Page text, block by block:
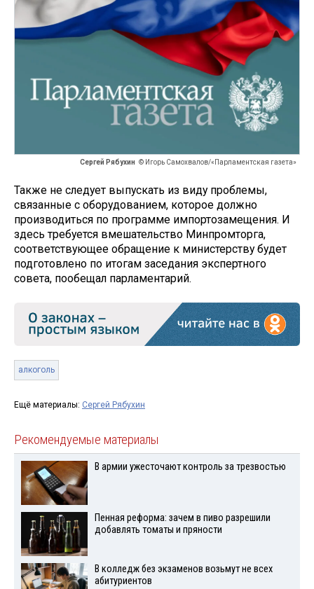
Сергей Рябухин © Игорь Самохвалов/«Парламентская газета»
Также не следует выпускать из виду проблемы,
связанные с оборудованием, которое должно
производиться по программе импортозамещения. И
здесь требуется вмешательство Минпромторга,
соответствующее обращение к министерству будет
подготовлено по итогам заседания экспертного
совета, пообещал парламентарий.
алкоголь
Ещё материалы: Сергей Рябухин
Рекомендуемые материалы
В армии ужесточают контроль за трезвостью
Пенная реформа: зачем в пиво разрешили
добавлять томаты и пряности
В колледж без экзаменов возьмут не всех
абитуриентов